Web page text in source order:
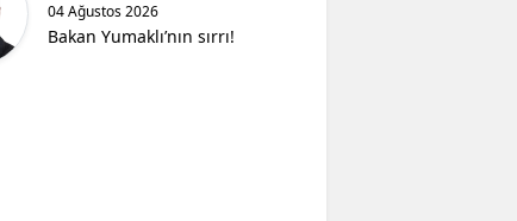
04 Ağustos 2026
Bakan Yumaklı’nın sırrı!